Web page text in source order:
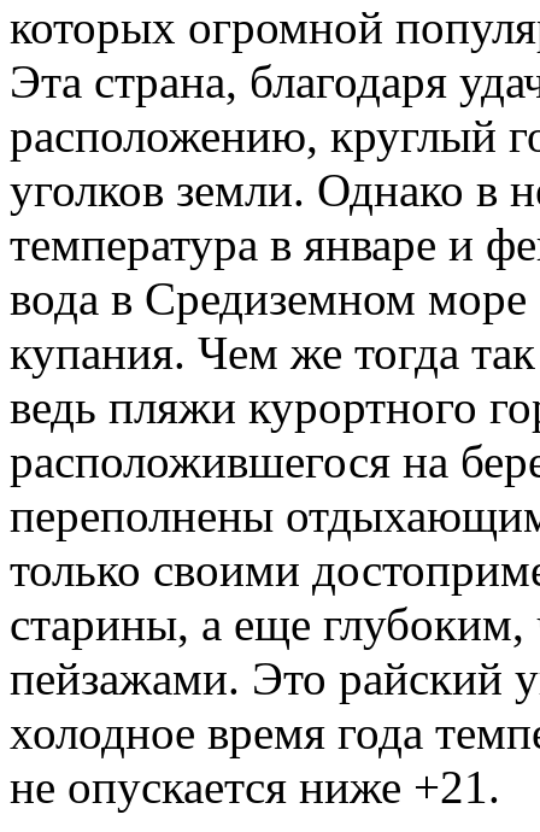
которых огромной
Эта страна, благодаря
расположению, круглый
уголков земли. Однако в
температура в январе и
вода в Средиземном море
купания. Чем же тогда
ведь пляжи курортного
расположившегося на
переполнены
только своими
старины, а еще
пейзажами. Это райский
холодное время года
не опускается ниже +21.